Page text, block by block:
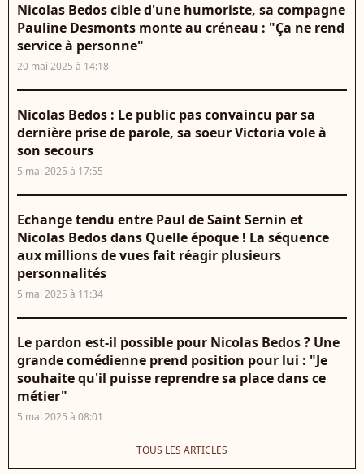
Nicolas Bedos cible d'une humoriste, sa compagne
Pauline Desmonts monte au créneau : "Ça ne rend
service à personne"
20 mai 2025 à 14:18
Nicolas Bedos : Le public pas convaincu par sa
dernière prise de parole, sa soeur Victoria vole à
son secours
5 mai 2025 à 17:55
Echange tendu entre Paul de Saint Sernin et
Nicolas Bedos dans Quelle époque ! La séquence
aux millions de vues fait réagir plusieurs
personnalités
5 mai 2025 à 11:34
Le pardon est-il possible pour Nicolas Bedos ? Une
grande comédienne prend position pour lui : "Je
souhaite qu'il puisse reprendre sa place dans ce
métier"
5 mai 2025 à 08:01
TOUS LES ARTICLES